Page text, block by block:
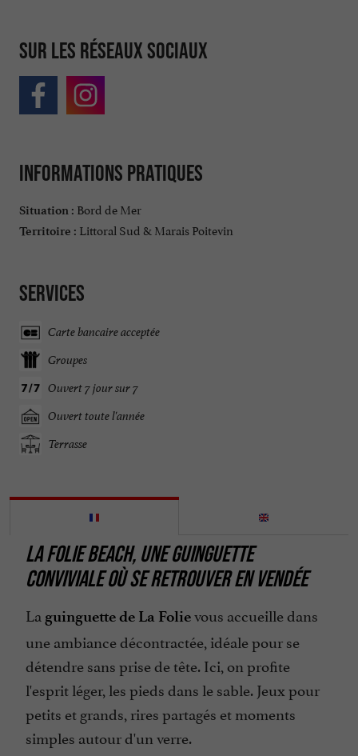
Sur les réseaux sociaux
Informations pratiques
Situation : Bord de Mer
Territoire : Littoral Sud & Marais Poitevin
Services
Carte bancaire acceptée
Groupes
Ouvert 7 jour sur 7
Ouvert toute l'année
Terrasse
LA FOLIE BEACH, UNE GUINGUETTE
CONVIVIALE OÙ SE RETROUVEREN VENDÉE
La guinguette de La Folievous accueille dans
une ambiance décontractée, idéale pour se
détendre sans prise de tête. Ici, on profite
l'esprit léger, les pieds dans le sable. Jeux pour
petits et grands, rires partagés et moments
simples autour d'un verre.